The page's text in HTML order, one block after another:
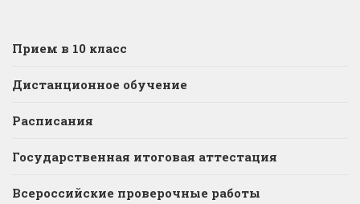
Прием в 10 класс
Дистанционное обучение
Расписания
Государственная итоговая аттестация
Всероссийские проверочные работы